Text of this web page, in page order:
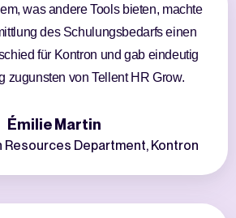
was andere Tools bieten, machte
des Schulungsbedarfs einen
für Kontron und gab eindeutig
zugunsten von Tellent HR Grow.
Émilie Martin
Resources Department, Kontron